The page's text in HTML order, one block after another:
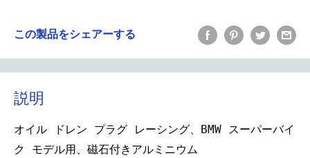
この製品をシェアーする
説明
オイル ドレン プラグ レーシング、BMW スーパーバイ
ク モデル用、磁石付きアルミニウム